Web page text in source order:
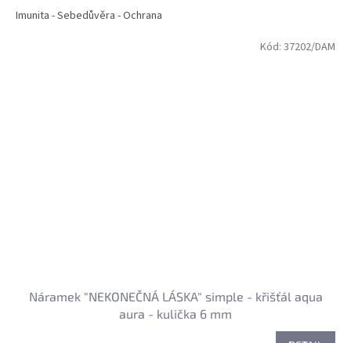
Imunita - Sebedůvěra - Ochrana
Náramek "NEKONEČNÁ LÁSKA" simple - křišťál aqua
aura - kulička 6 mm
Kód: 37202/DAM